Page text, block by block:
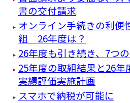
書の交付請求
オンライン手続きの利便
組 26年度は？
26年度も引き続き、7つ
25年度の取組結果と26年
実績評価実施計画
スマホで納税が可能に